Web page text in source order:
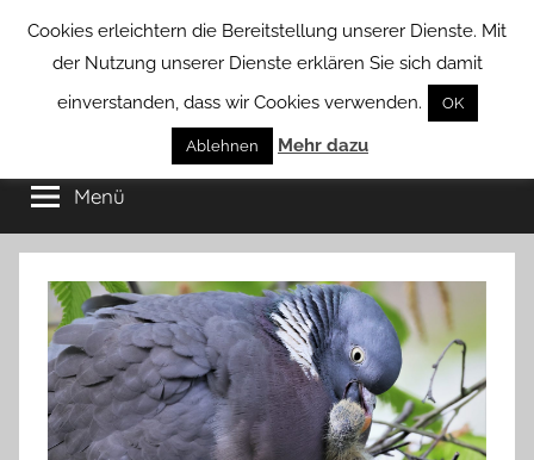
Borstel
von
Groß
Borstel
Menü
Cookies erleichtern die Bereitstellung unserer Dienste. Mit
der Nutzung unserer Dienste erklären Sie sich damit
einverstanden, dass wir Cookies verwenden.
OK
Ablehnen Mehr dazu